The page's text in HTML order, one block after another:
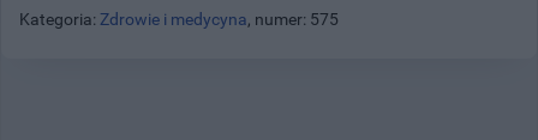
Kategoria: Zdrowie i medycyna, numer: 575